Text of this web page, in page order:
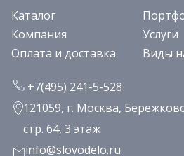
Каталог
Компания
Услуги
Оплата и доставка
Виды
+7(495) 241-5-528
121059, г. Москва,
стр. 64, 3 этаж
info@slovodelo.ru